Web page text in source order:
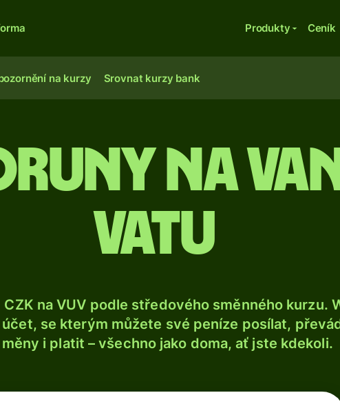
Produkty Ceník
na kurzy Srovnat kurzy bank
na
vatu
na VUV podle středového směnného kurzu.
se kterým můžete své peníze posílat,
i platit – všechno jako doma, ať jste kdekoli.